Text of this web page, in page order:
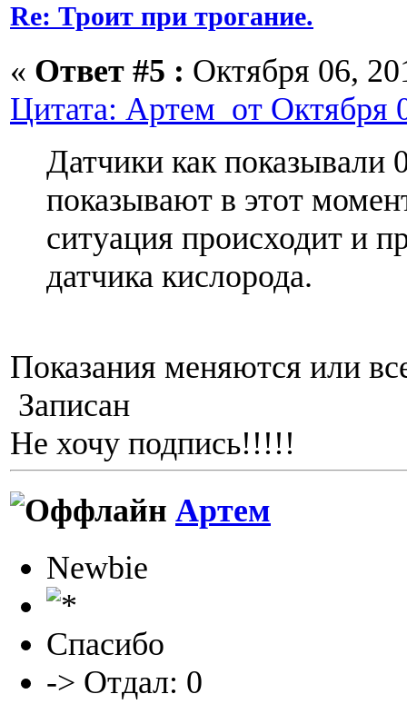
Re: Троит при трогание.
« Ответ #5 : Октября 06,
Цитата: Артем от Октября
Датчики как показывали
показывают в этот
ситуация происходит и
датчика кислорода.
Показания меняются или
Записан
Не хочу подпись!!!!!
Артем
Newbie
Спасибо
-> Отдал: 0